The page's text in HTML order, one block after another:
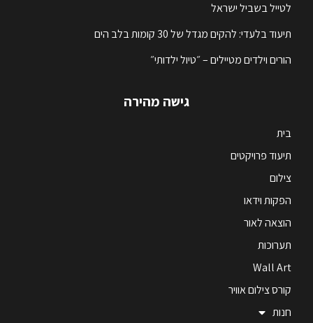
לטייל בשביל ישראל
תיעוד בלעדי: להקים מגדל של 30 קומות בלב הים
הורים וילדים מטיילים – ״טיול ילדותי״
גישה מהירה
בית
תיעוד פרויקטים
צילום
הפקות וידאו
הוצאה לאור
תערוכות
Wall Art
קורס צילום אוויר
חנות